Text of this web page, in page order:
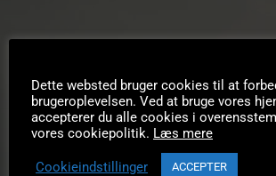
Fortælle
Dette websted bruger cookies til at
brugeroplevelsen. Ved at bruge vores
accepterer du alle cookies i
vores cookiepolitik. Læs mere
Cookieindstillinger ACCEPTER